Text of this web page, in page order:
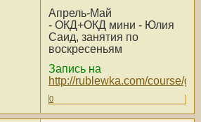
Апрель-Май
- ОКД+ОКД мини - Юлия
Саид, занятия по
воскресеньям
Запись на
http://rublewka.com/course/go/
0